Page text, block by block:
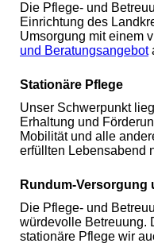
Die Pflege- und
Einrichtung des
Umsorgung mit einem
und Beratungsangebot
Stationäre Pflege
Unser Schwerpunkt
Erhaltung und
Mobilität und alle
erfüllten Lebensabend
Rundum-Versorgung
Die Pflege- und
würdevolle Betreuung.
stationäre Pflege wir